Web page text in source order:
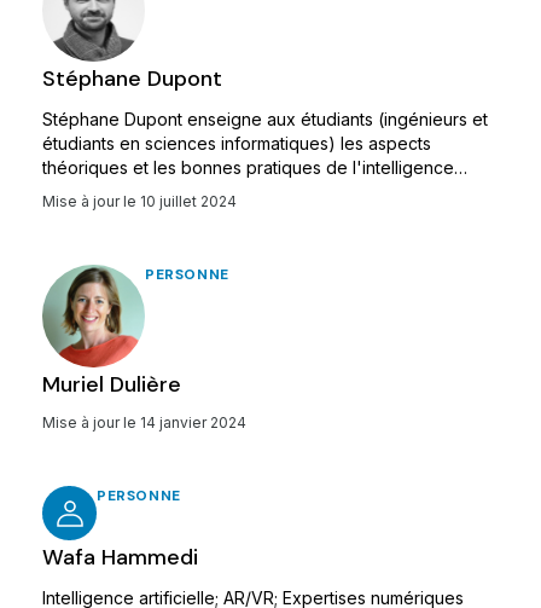
Stéphane Dupont
Stéphane Dupont enseigne aux étudiants (ingénieurs et
étudiants en sciences informatiques) les aspects
théoriques et les bonnes pratiques de l'intelligence
artificielle, de l'apprentissage automatique (ML-Machine
Learning), de l'apprentissage profond et du génie
recherche de l’unité couvrent le son, l'image, le langage,
la multimodalité,etc.
Mise à jour le 10 juillet 2024
PERSONNE
Muriel Dulière
Mise à jour le 14 janvier 2024
PERSONNE
Wafa Hammedi
Intelligence artificielle; AR/VR; Expertises numériques